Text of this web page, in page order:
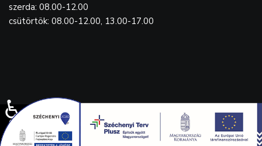
szerda: 08.00-12.00
csütörtök: 08.00-12.00, 13.00-17.00
© {2023} Kecel.hu. Designed byWebGrafika.hu
Drónfelvétel: Balla Tamás